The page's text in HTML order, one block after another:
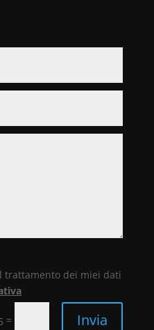
trattamento dei miei dati
= Invia